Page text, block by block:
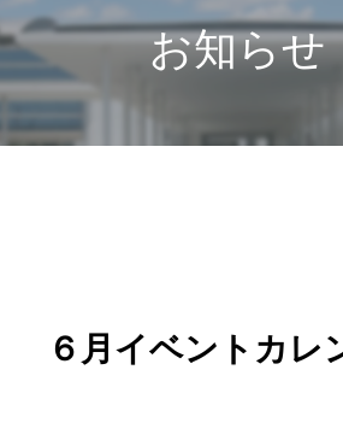
お問合せ
津市公共
お知らせ
６月イベントカレ